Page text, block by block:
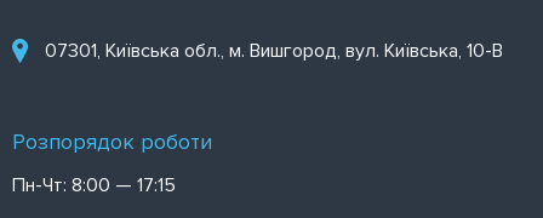
07301, Київська обл., м. Вишгород, вул. Київська, 10-В
Розпорядок роботи
Пн-Чт: 8:00 — 17:15